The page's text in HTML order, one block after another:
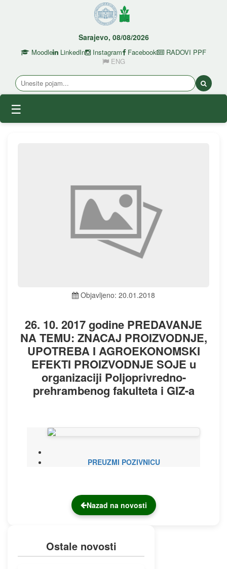
Sarajevo, 08/08/2026
Moodle LinkedIn Instagram Facebook
RADOVI PPF
ENG
☰
Objavljeno: 20.01.2018
26. 10. 2017 godine PREDAVANJE
NA TEMU: ZNACAJ PROIZVODNJE,
UPOTREBA I AGROEKONOMSKI
EFEKTI PROIZVODNJE SOJE u
organizaciji Poljoprivredno-
prehrambenog fakulteta i GIZ-a
PREUZMI POZIVNICU
Nazad na novosti
Ostale novosti